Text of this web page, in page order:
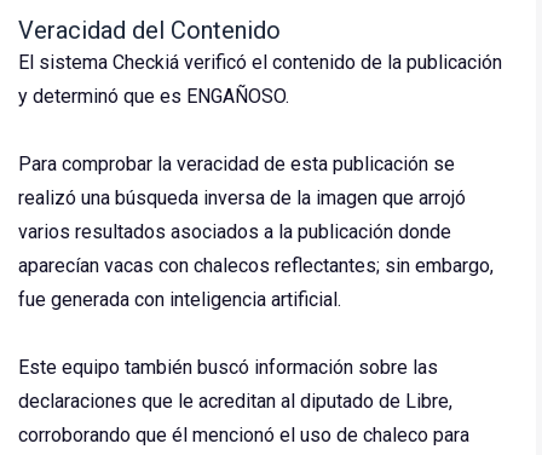
Veracidad del Contenido
El sistema Checkiá verificó el contenido de la publicación
y determinó que es ENGAÑOSO.
Para comprobar la veracidad de esta publicación se
realizó una búsqueda inversa de la imagen que arrojó
varios resultados asociados a la publicación donde
aparecían vacas con chalecos reflectantes; sin embargo,
fue generada con inteligencia artificial.
Este equipo también buscó información sobre las
declaraciones que le acreditan al diputado de Libre,
corroborando que él mencionó el uso de chaleco para